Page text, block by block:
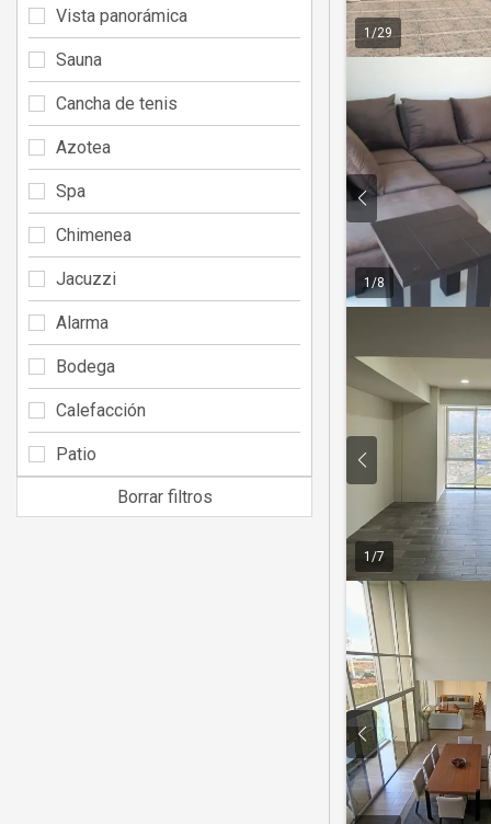
1 /29
1 /8
1 /7
Vista panorámica
Sauna
Cancha de tenis
Azotea
Spa
Chimenea
Jacuzzi
Alarma
Bodega
Calefacción
Patio
Borrar filtros